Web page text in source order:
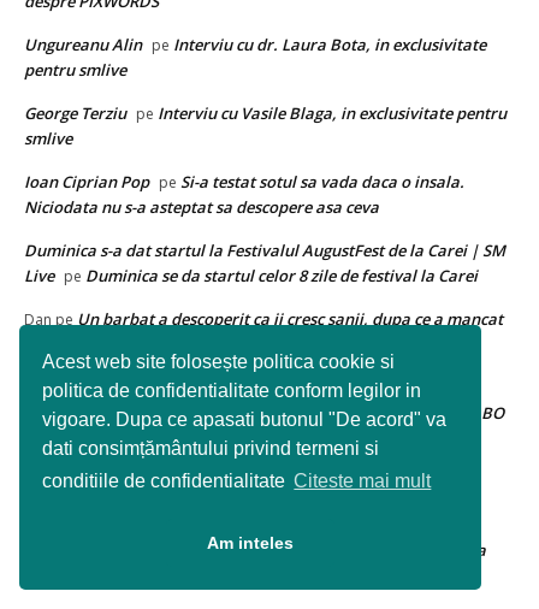
Acest web site folosește politica cookie si
politica de confidentialitate conform legilor in
vigoare. Dupa ce apasati butonul "De acord" va
dati consimțământului privind termeni si
conditiile de confidentialitate Citeste mai mult
Am inteles
Ungureanu Alin pe Interviu cu dr. Laura Bota, in exclusivitate
pentru smlive
George Terziu pe Interviu cu Vasile Blaga, in exclusivitate pentru
smlive
Ioan Ciprian Pop pe Si-a testat sotul sa vada daca o insala.
Niciodata nu s-a asteptat sa descopere asa ceva
Duminica s-a dat startul la Festivalul AugustFest de la Carei | SM
Live pe Duminica se da startul celor 8 zile de festival la Carei
Dan pe Un barbat a descoperit ca ii cresc sanii, dupa ce a mancat
Daniel Covaciu peRezultate dupa 6 runde la FESTIVALUL
INTERNATIONAL DE SAH SATU MARE-MEMORIALUL IULIU SZABO
2015
Ioan Ciprian Pop peSONDAJ mondial: Ești dispus să lupți în
Scrisoare din Caracal: ”Nu mai vreau Transilvania asta